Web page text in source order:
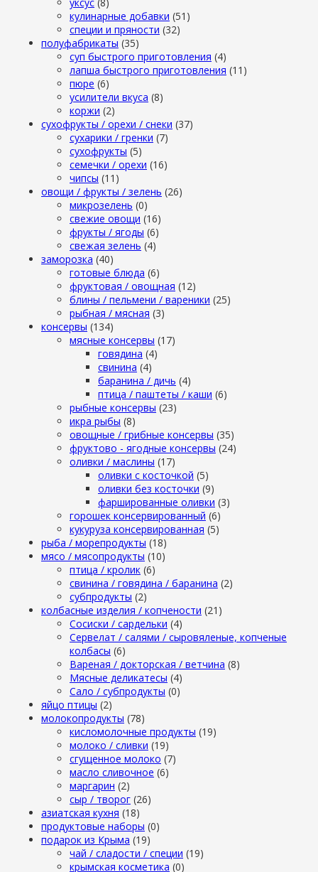
кулинарные добавки (51)
специи и пряности (32)
полуфабрикаты (35)
суп быстрого приготовления (4)
лапша быстрого приготовления (11)
пюре (6)
усилители вкуса (8)
коржи (2)
сухофрукты / орехи / снеки (37)
сухарики / гренки (7)
сухофрукты (5)
семечки / орехи (16)
чипсы (11)
овощи / фрукты / зелень (26)
микрозелень (0)
свежие овощи (16)
фрукты / ягоды (6)
свежая зелень (4)
заморозка (40)
готовые блюда (6)
фруктовая / овощная (12)
блины / пельмени / вареники (25)
рыбная / мясная (3)
консервы (134)
мясные консервы (17)
говядина (4)
свинина (4)
баранина / дичь (4)
птица / паштеты / каши (6)
рыбные консервы (23)
икра рыбы (8)
овощные / грибные консервы (35)
фруктово - ягодные консервы (24)
оливки / маслины (17)
оливки с косточкой (5)
оливки без косточки (9)
фаршированные оливки (3)
горошек консервированный (6)
кукуруза консервированная (5)
рыба / морепродукты (18)
мясо / мясопродукты (10)
птица / кролик (6)
свинина / говядина / баранина (2)
субпродукты (2)
колбасные изделия / копчености (21)
Сосиски / сардельки (4)
Сервелат / салями / сыровяленые, копченые
колбасы (6)
Вареная / докторская / ветчина (8)
Мясные деликатесы (4)
Сало / субпродукты (0)
яйцо птицы (2)
молокопродукты (78)
кисломолочные продукты (19)
молоко / сливки (19)
сгущенное молоко (7)
масло сливочное (6)
маргарин (2)
сыр / творог (26)
азиатская кухня (18)
продуктовые наборы (0)
подарок из Крыма (19)
чай / сладости / специи (19)
крымская косметика (0)